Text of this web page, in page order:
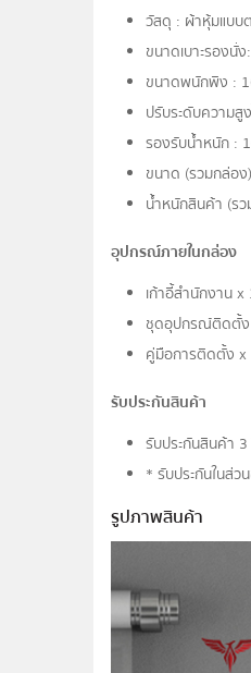
วัสดุ : ผ้าหุ้มแบบ
ขนาดเบาะรองนั่
ขนาดพนักพิง :
ปรับระดับความสู
รองรับน้ำหนัก :
ขนาด (รวมกล่อ
น้ำหนักสินค้า (ร
อุปกรณ์ภายในกล่อง
เก้าอี้สำนักงาน x
ชุดอุปกรณ์ติดตั้
คู่มือการติดตั้ง x
รับประกันสินค้า
รับประกันสินค้า
* รับประกันในส่ว
รูปภาพสินค้า